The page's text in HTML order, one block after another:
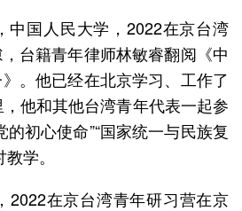
中国人民大学，2022在京台湾
台籍青年律师林敏睿翻阅《中
。他已经在北京学习、工作了
他和其他台湾青年代表一起参
的初心使命”“国家统一与民族复
学。
2022在京台湾青年研习营在京